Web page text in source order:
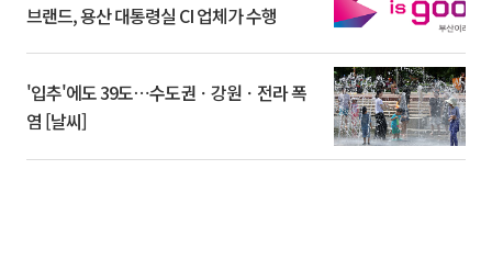
브랜드, 용산 대통령실 CI 업체가 수행
'입추'에도 39도⋯수도권ㆍ강원ㆍ전라 폭
염 [날씨]